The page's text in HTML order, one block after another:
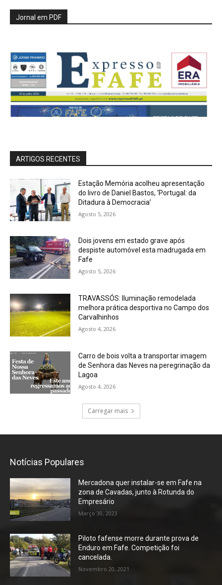
Jornal em PDF
ARTIGOS RECENTES
Estação Memória acolheu apresentação
do livro de Daniel Bastos, ‘Portugal: da
Ditadura à Democracia’
Agosto 5, 2026
Dois jovens em estado grave após
despiste automóvel esta madrugada em
Fafe
Agosto 5, 2026
TRAVASSÓS: Iluminação remodelada
melhora prática desportiva no Campo dos
Carvalhinhos
Agosto 4, 2026
Carro de bois volta a transportar imagem
de Senhora das Neves na peregrinação da
Lagoa
Agosto 4, 2026
Carregar mais
Notícias Populares
Mercadona quer instalar-se em Fafe na
zona de Cavadas, junto à Rotunda do
Empresário
Março 30, 2023
Piloto fafense morre durante prova de
Enduro em Fafe. Competição foi
cancelada.
Novembro 20, 2021